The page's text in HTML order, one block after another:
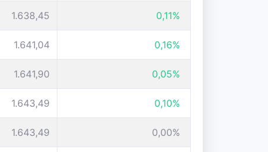
1.638,45 0,11%
1.641,04 0,16%
1.641,90 0,05%
1.643,49 0,10%
1.643,49 0,00%